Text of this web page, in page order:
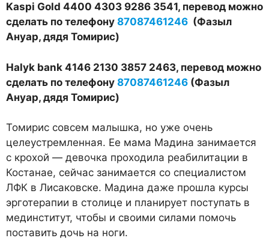
Kaspi Gold 4400 4303 9286 3541, перевод можно
сделать по телефону 87087461246 (Фазыл
Ануар, дядя Томирис)
Halyk bank 4146 2130 3857 2463, перевод можно
сделать по телефону 87087461246 (Фазыл
Ануар, дядя Томирис)
Томирис совсем малышка, но уже очень
целеустремленная. Ее мама Мадина занимается
с крохой — девочка проходила реабилитации в
Костанае, сейчас занимается со специалистом
ЛФК в Лисаковске. Мадина даже прошла курсы
эрготерапии в столице и планирует поступать в
мединститут, чтобы и своими силами помочь
поставить дочь на ноги.